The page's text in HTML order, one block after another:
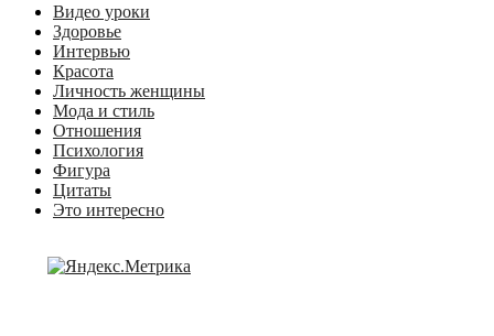
Видео уроки
Здоровье
Интервью
Красота
Личность женщины
Мода и стиль
Отношения
Психология
Фигура
Цитаты
Это интересно